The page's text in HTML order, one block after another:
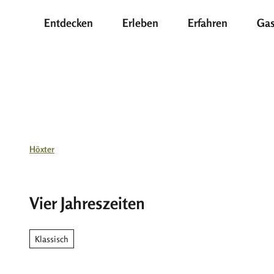
Entdecken Erleben Erfahren
Höxter
Vier Jahreszeiten
Klassisch